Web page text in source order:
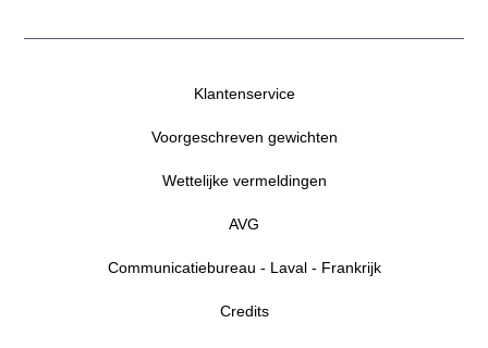
Klantenservice
Voorgeschreven gewichten
Wettelijke vermeldingen
AVG
Communicatiebureau - Laval - Frankrijk
Credits